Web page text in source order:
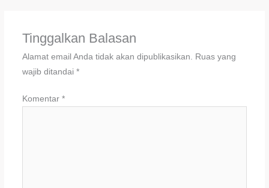
Tinggalkan Balasan
Alamat email Anda tidak akan dipublikasikan.
Ruas yang
wajib ditandai *
Komentar *